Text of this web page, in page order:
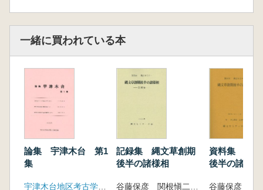
一緒に買われている本
論集 宇津木台 第1
集
記録集 縄文草創期
後半の諸様相
資料集 縄文
後半の諸様相